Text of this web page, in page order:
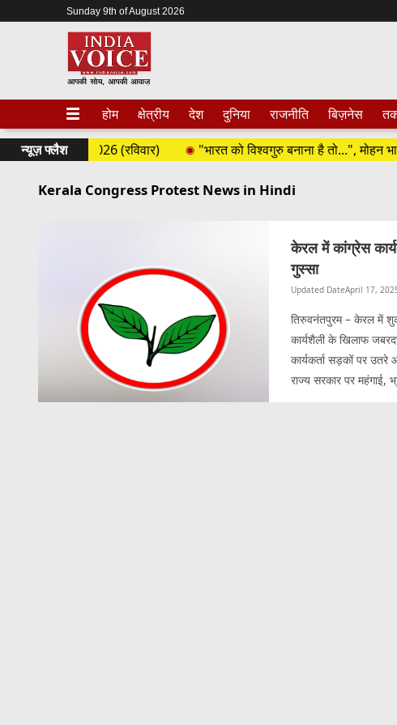
Sunday 9th of August 2026
होम क्षेत्रीय देश दुनिया राजनीति बिज़नेस
न्यूज़ फ्लैश
09 अगस्त 2026 (रविवार) "भारत को विश्वगुरु बनाना है तो...", मोहन
Kerala Congress Protest News in Hindi
केरल में कांग्रेस
गुस्सा
Updated DateApril 17,
तिरुवनंतपुरम – केरल में
कार्यशैली के खिलाफ
कार्यकर्ता सड़कों पर
राज्य सरकार पर महंगाई,